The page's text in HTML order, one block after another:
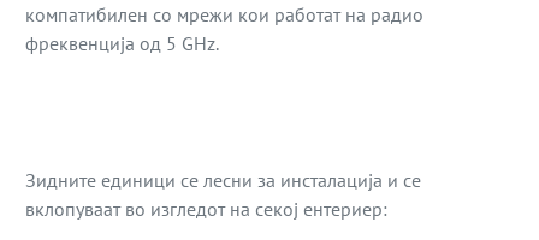
компатибилен со мрежи кои работат на радио
фреквенција од 5 GHz.
Зидните единици се лесни за инсталација и се
вклопуваат во изгледот на секој ентериер: